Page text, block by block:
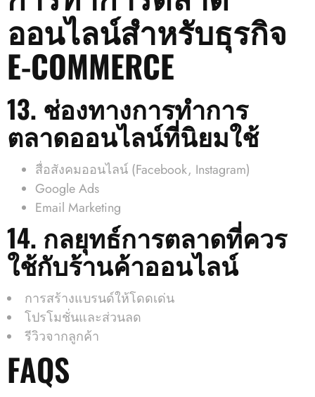
ออนไลน์สำหรับธุรกิจ
E-COMMERCE
13. ช่องทางการทำการ
ตลาดออนไลน์ที่นิยมใช้
สื่อสังคมออนไลน์ (Facebook, Instagram)
Google Ads
Email Marketing
14. กลยุทธ์การตลาดที่ควร
ใช้กับร้านค้าออนไลน์
การสร้างแบรนด์ให้โดดเด่น
โปรโมชั่นและส่วนลด
รีวิวจากลูกค้า
FAQS